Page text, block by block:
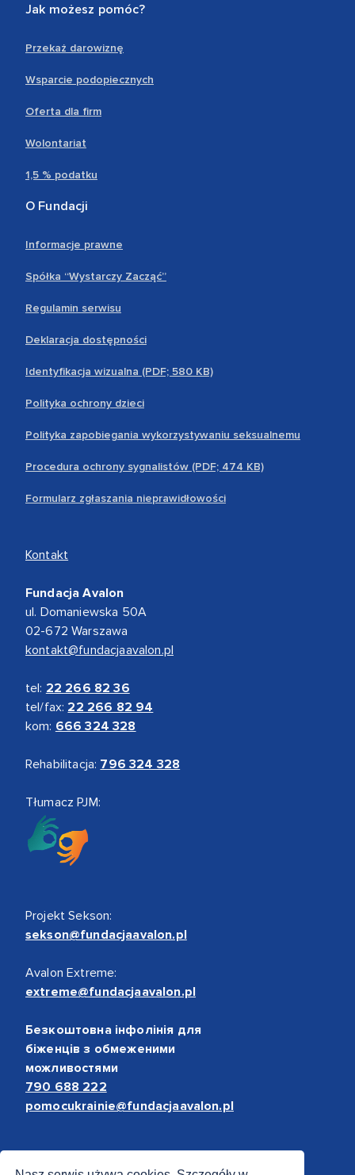
Jak możesz pomóc?
Przekaż darowiznę
Wsparcie podopiecznych
Oferta dla firm
Wolontariat
1,5 % podatku
O Fundacji
Informacje prawne
Spółka “Wystarczy Zacząć”
Regulamin serwisu
Deklaracja dostępności
Identyfikacja wizualna (PDF; 580 KB)
Polityka ochrony dzieci
Polityka zapobiegania wykorzystywaniu seksualnemu
Procedura ochrony sygnalistów (PDF; 474 KB)
Formularz zgłaszania nieprawidłowości
Kontakt
Fundacja Avalon
ul. Domaniewska 50A
02-672 Warszawa
kontakt@fundacjaavalon.pl
tel: 22 266 82 36
tel/fax: 22 266 82 94
kom: 666 324 328
Rehabilitacja: 796 324 328
Tłumacz PJM:
Projekt Sekson:
sekson@fundacjaavalon.pl
Avalon Extreme:
extreme@fundacjaavalon.pl
Безкоштовна інфолінія для
біженців з обмеженими
можливостями
790 688 222
pomocukrainie@fundacjaavalon.pl
Bezpieczne płatności